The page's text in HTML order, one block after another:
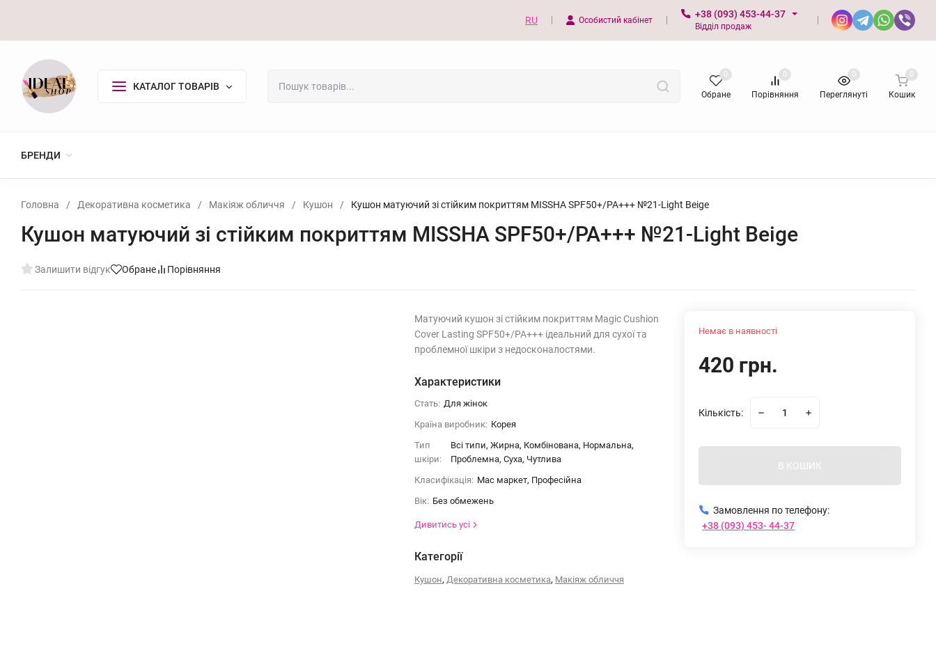
RU Особистий кабінет
+38 (093) 453-44-37
Відділ продаж
КАТАЛОГ ТОВАРІВ
Обране
0
Порівняння
0
Переглянуті
0
Кошик
0
БРЕНДИ
Головна / Декоративна косметика / Макіяж обличчя / Кушон / Кушон матуючий зі стійким покриттям MISSHA SPF50+/PA+++ №21-Light Beige
Кушон матуючий зі стійким покриттям MISSHA SPF50+/PA+++ №21-Light Beige
Залишити відгук Обране Порівняння
Матуючий кушон зі стійким покриттям Magic Cushion
Cover Lasting SPF50+/PA+++ ідеальний для сухої та
проблемної шкіри з недосконалостями.
Характеристики
Стать: Для жінок
Країна виробник: Корея
Тип
шкіри:
Всі типи, Жирна, Комбінована, Нормальна,
Проблемна, Суха, Чутлива
Класифікація: Мас маркет, Професійна
Вік: Без обмежень
Дивитись усі
Категорії
Кушон, Декоративна косметика, Макіяж обличчя
Немає в наявності
420 грн.
Кількість:
В КОШИК
Замовлення по телефону:
+38 (093) 453- 44-37